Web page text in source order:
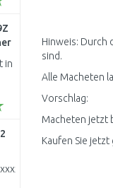
Hinweis: Durch
sind.
Alle Macheten
Vorschlag:
Macheten jetzt
Kaufen Sie jetzt
in